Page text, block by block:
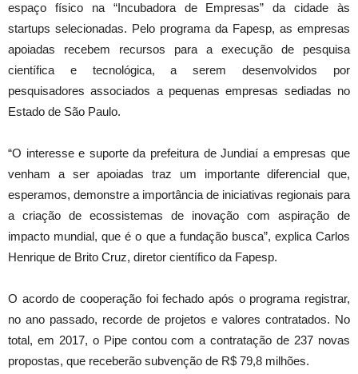
espaço físico na “Incubadora de Empresas” da cidade às
startups selecionadas. Pelo programa da Fapesp, as empresas
apoiadas recebem recursos para a execução de pesquisa
científica e tecnológica, a serem desenvolvidos por
pesquisadores associados a pequenas empresas sediadas no
Estado de São Paulo.
“O interesse e suporte da prefeitura de Jundiaí a empresas que
venham a ser apoiadas traz um importante diferencial que,
esperamos, demonstre a importância de iniciativas regionais para
a criação de ecossistemas de inovação com aspiração de
impacto mundial, que é o que a fundação busca”, explica Carlos
Henrique de Brito Cruz, diretor científico da Fapesp.
O acordo de cooperação foi fechado após o programa registrar,
no ano passado, recorde de projetos e valores contratados. No
total, em 2017, o Pipe contou com a contratação de 237 novas
propostas, que receberão subvenção de R$ 79,8 milhões.